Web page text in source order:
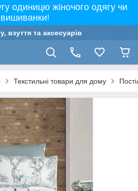
одиницю жіночого одягу чи
вишиванки!
взуття та аксесуарів
Текстильні товари для дому